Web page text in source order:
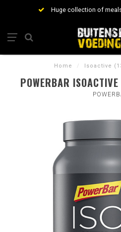
Huge collection of
Home / Isoactive
POWERBAR